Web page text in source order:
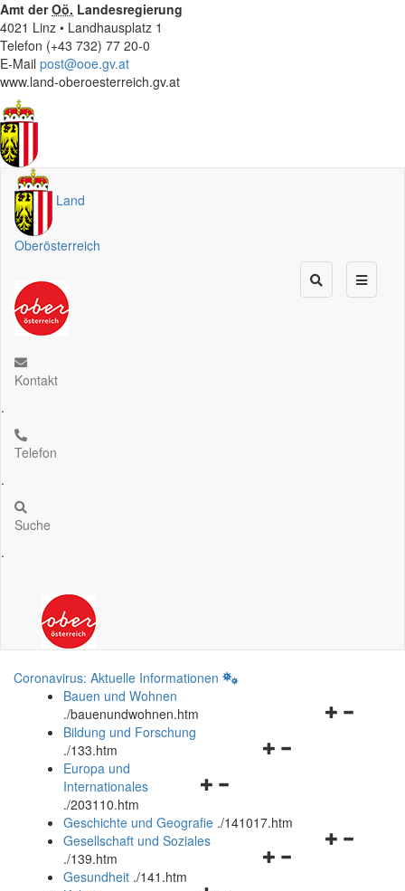
Amt derOö. Landesregierung
4021 Linz • Landhausplatz 1
Telefon (+43 732) 77 20-0
E-Mail post@ooe.gv.at
www.land-oberoesterreich.gv.at
Land
Oberösterreich
Kontakt
.
Telefon
.
Suche
.
Coronavirus: Aktuelle Informationen
Bauen und Wohnen
./bauenundwohnen.htm
Navigationsmenü
Bildung und Forschung
./133.htm
Navigationsmenü
und
schließen
Europa und
Internationales
./203110.htm
Geschichte und Geografie ./141017.htm
Navigationsmenü
Gesellschaft und Soziales
./139.htm
Gesundheit ./141.htm